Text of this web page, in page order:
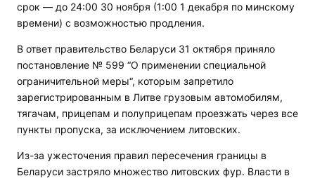
срок — до 24:00 30 ноября (1:00 1 декабря по минскому
времени) с возможностью продления.
В ответ правительство Беларуси 31 октября приняло
постановление № 599 “О применении специальной
ограничительной меры“, которым запретило
зарегистрированным в Литве грузовым автомобилям,
тягачам, прицепам и полуприцепам проезжать через все
пункты пропуска, за исключением литовских.
Из-за ужесточения правил пересечения границы в
Беларуси застряло множество литовских фур. Власти в